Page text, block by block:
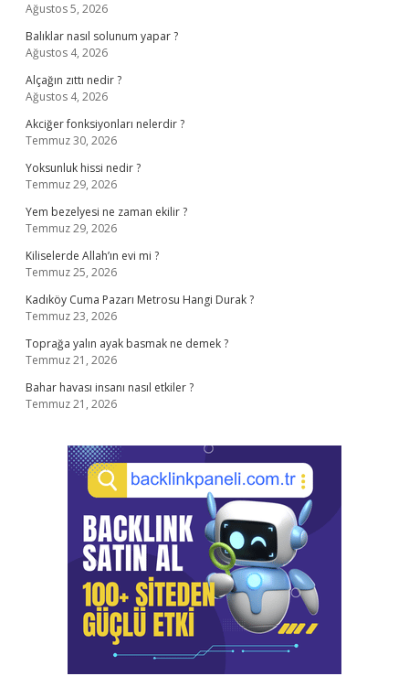
Ağustos 5, 2026
Balıklar nasıl solunum yapar ?
Ağustos 4, 2026
Alçağın zıttı nedir ?
Ağustos 4, 2026
Akciğer fonksiyonları nelerdir ?
Temmuz 30, 2026
Yoksunluk hissi nedir ?
Temmuz 29, 2026
Yem bezelyesi ne zaman ekilir ?
Temmuz 29, 2026
Kiliselerde Allah’ın evi mi ?
Temmuz 25, 2026
Kadıköy Cuma Pazarı Metrosu Hangi Durak ?
Temmuz 23, 2026
Toprağa yalın ayak basmak ne demek ?
Temmuz 21, 2026
Bahar havası insanı nasıl etkiler ?
Temmuz 21, 2026